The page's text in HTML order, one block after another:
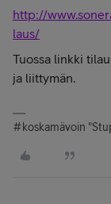
http://
laus/
Tuossa linkki
ja liittymän.
#koskamävoin